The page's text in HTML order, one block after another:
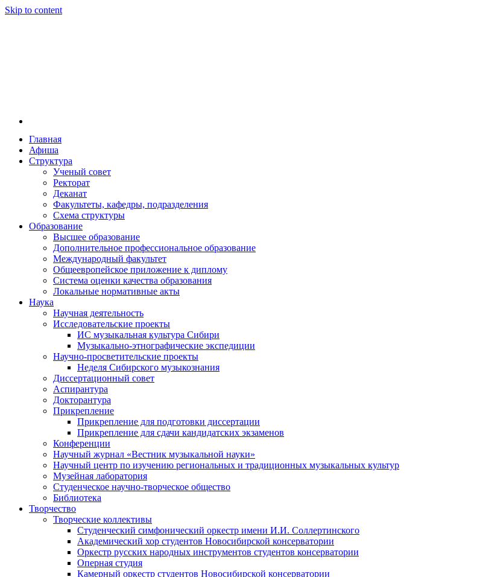
Skip to content
Новосибирская государственная консерватория имени М. И. Глинки
Новосибирская государственная консерватория имени М. И. Глинки — высшее музыкальное
году распоряжением совмина РСФСР и указом министерства культуры РСФСР,
заведением в Сибири[2] и до сих пор остаётся единственным за пределами европейской
Глинки.
Главная
Афиша
Структура
Ученый совет
Ректорат
Деканат
Факультеты, кафедры, подразделения
Схема структуры
Образование
Высшее образование
Дополнительное профессиональное образование
Международный факультет
Общеевропейское приложение к диплому
Система оценки качества образования
Локальные нормативные акты
Наука
Научная деятельность
Исследовательские проекты
ИС музыкальная культура Сибири
Музыкально-этнографические экспедиции
Научно-просветительские проекты
Неделя Сибирского музыкознания
Диссертационный совет
Аспирантура
Докторантура
Прикрепление
Прикрепление для подготовки диссертации
Прикрепление для сдачи кандидатских экзаменов
Конференции
Научный журнал «Вестник музыкальной науки»
Научный центр по изучению региональных и традиционных музыкальных культур
Музейная лаборатория
Студенческое научно-творческое общество
Библиотека
Творчество
Творческие коллективы
Студенческий симфонический оркестр имени И.И. Соллертинского
Академический хор студентов Новосибирской консерватории
Оркестр русских народных инструментов студентов консерватории
Оперная студия
Камерный оркестр студентов Новосибирской консерватории